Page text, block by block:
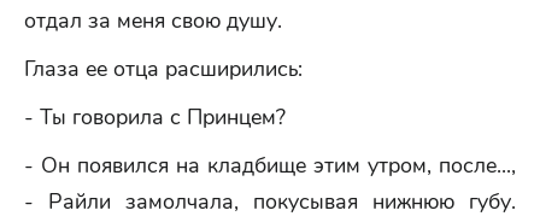
отдал за меня свою душу.
Глаза ее отца расширились:
- Ты говорила с Принцем?
- Он появился на кладбище этим утром, после...,
- Райли замолчала, покусывая нижнюю губу.